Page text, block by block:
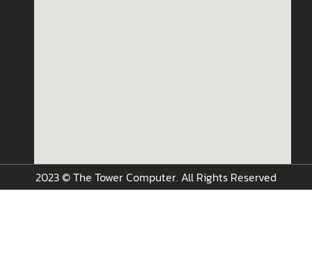
2023 © The Tower Computer. All Rights Reserved